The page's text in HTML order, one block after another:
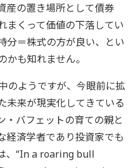
産の置き場所として債券
まくって価値の下落してい
分＝株式の方が良い、とい
かも知れません。
のようですが、今眼前に拡
未来が現実化してきている
・バフェットの育ての親と
経済学者であり投資家でも
、“In a roaring bull